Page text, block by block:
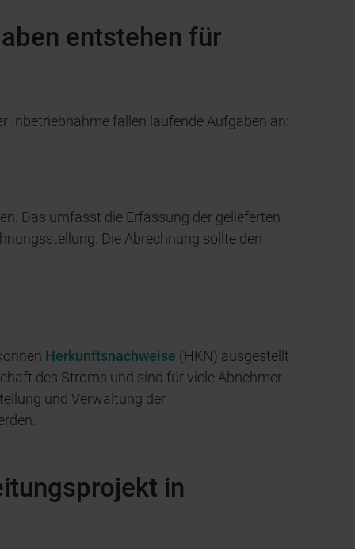
entstehen für
Inbetriebnahme fallen laufende Aufgaben an:
Das umfasst die Erfassung der gelieferten
Die Abrechnung sollte den
Herkunftsnachweise (HKN) ausgestellt
des Stroms und sind für viele Abnehmer
und Verwaltung der
in